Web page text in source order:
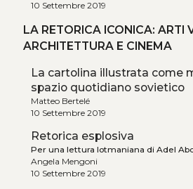
10 Settembre 2019
LA RETORICA ICONICA: ARTI
ARCHITETTURA E CINEMA
La cartolina illustrata come
spazio quotidiano sovietico
Matteo Bertelé
10 Settembre 2019
Retorica esplosiva
Per una lettura lotmaniana di Adel
Angela Mengoni
10 Settembre 2019